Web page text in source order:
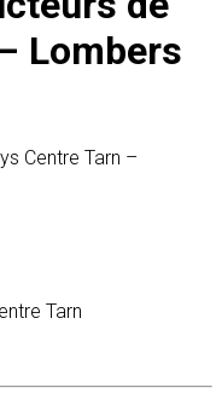
Lombers
Centre Tarn –
Tarn